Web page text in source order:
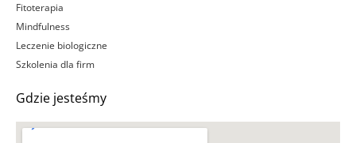
Fitoterapia
Mindfulness
Leczenie biologiczne
Szkolenia dla firm
Gdzie jesteśmy